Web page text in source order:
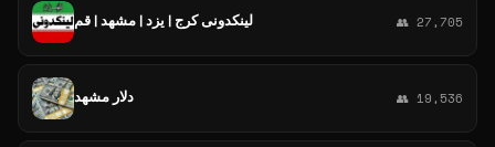
لینکدونی کرج | یزد | مشهد | قم 👥 27,705
دلار مشهد 👥 19,536